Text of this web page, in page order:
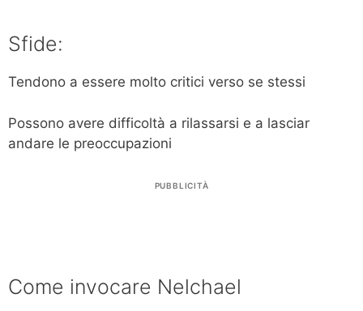
Sfide:
Tendono a essere molto critici verso se stessi
Possono avere difficoltà a rilassarsi e a lasciar
andare le preoccupazioni
PUBBLICITÀ
Come invocare Nelchael